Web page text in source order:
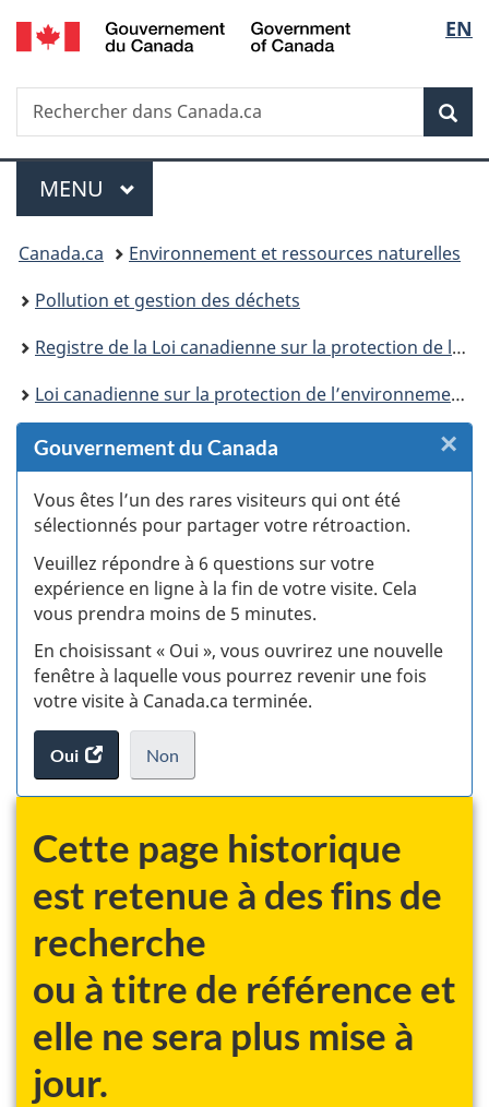
Passer
au
des
Passer
au
principal
Passer
à
Au
du
Passer
à
version
simplifiée
de
la
EN
Recherche
Rechercher
dans
Menu
MENU PRINCIPAL
Vous
êtes
ici :
Canada.ca
Environnement et ressources naturelles
Pollution et gestion des déchets
Registre de la Loi canadienne sur la protection de l’environnement
Loi canadienne sur la protection de l’environnement : historique
Gouvernement du Canada
Vous êtes l’un des rares visiteurs qui ont été
sélectionnés pour partager votre rétroaction.
Veuillez répondre à 6 questions sur votre
expérience en ligne à la fin de votre visite. Cela
vous prendra moins de 5 minutes.
En choisissant « Oui », vous ouvrirez une nouvelle
fenêtre à laquelle vous pourrez revenir une fois
votre visite à Canada.ca terminée.
Oui
accéder
au
Non
je
pas
au
sondage
du
site
web,
.
×
Cette page historique
est retenue à des fins de
recherche
ou à titre de référence et
elle ne sera plus mise à
jour.